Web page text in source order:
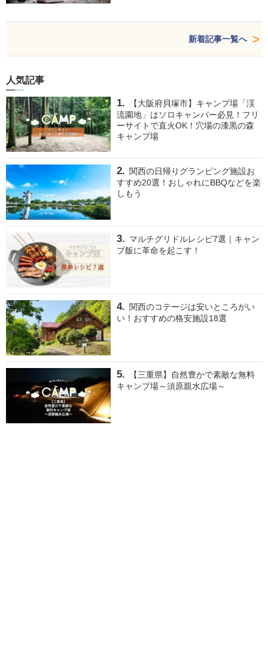
新着記事一覧へ
人気記事
【大阪府貝塚市】キャンプ場「渓
流園地」はソロキャンパー必見！フリ
ーサイトで直火OK！穴場の漆黒の森
キャンプ場
関西の日帰りグランピング施設お
すすめ20選！おしゃれにBBQなどを楽
しもう
マルチグリドルレシピ7選｜キャン
プ飯に革命を起こす！
関西のコテージは安いところがい
い！おすすめの格安施設18選
【三重県】自然豊かで素敵な無料
キャンプ場～須原親水広場～